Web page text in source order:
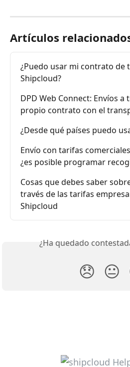
Artículos
¿Puedo usar mi contrato de
Shipcloud?
DPD Web Connect: Envíos a
propio contrato con el
¿Desde qué países puedo
Envío con tarifas
¿es posible programar
Cosas que debes saber
través de las tarifas
Shipcloud
¿Ha quedado
😞 😐